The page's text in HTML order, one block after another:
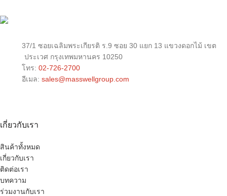
37/1 ซอยเฉลิมพระเกียรติ ร.9 ซอย 30 แยก 13 แขวงดอกไม้ เขต
ประเวศ กรุงเทพมหานคร 10250
โทร: 02-726-2700
อีเมล: sales@masswellgroup.com
เกี่ยวกับเรา
สินค้าทั้งหมด
เกี่ยวกับเรา
ติดต่อเรา
บทความ
ร่วมงานกับเรา